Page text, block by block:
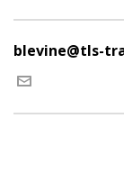
blevine@tls-